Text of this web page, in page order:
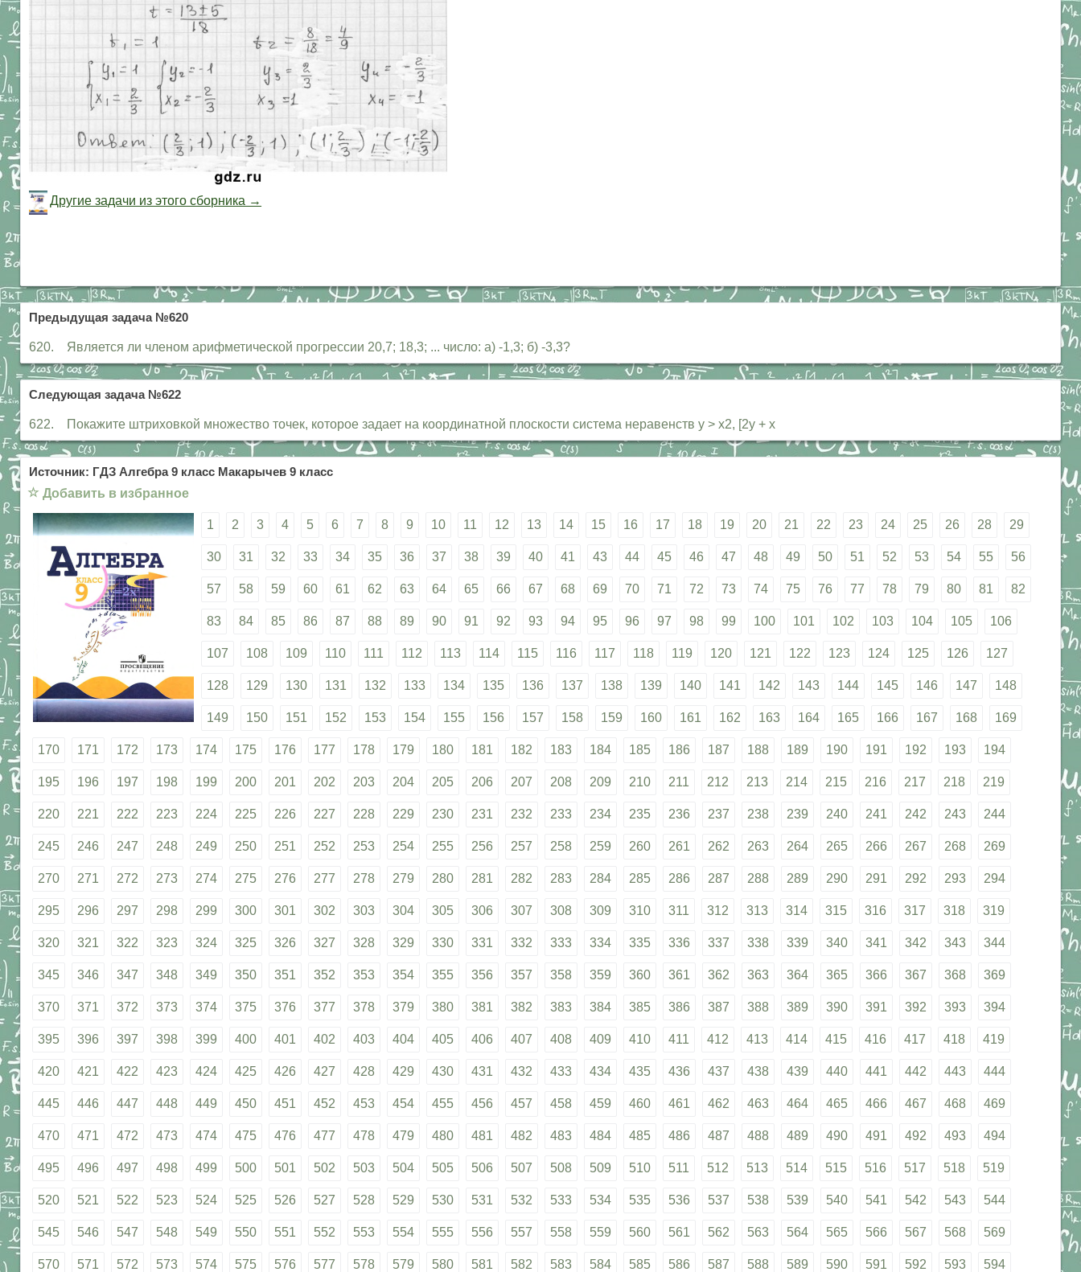
Другие задачи из этого сборника →
Предыдущая задача №620
620. Является ли членом арифметической прогрессии 20,7; 18,3; ... число: а) -1,3; б) -3,3?
Следующая задача №622
622. Покажите штриховкой множество точек, которое задает на координатной плоскости система неравенств у > х2, [2у + х
Источник: ГДЗ Алгебра 9 класс Макарычев 9 класс
☆ Добавить в избранное
1 2 3 4 5 6 7 8 9 10 11 12 13 14 15 16 17 18 19 20 21 22 23 24 25 26 28 29
30 31 32 33 34 35 36 37 38 39 40 41 43 44 45 46 47 48 49 50 51 52 53 54 55 56
57 58 59 60 61 62 63 64 65 66 67 68 69 70 71 72 73 74 75 76 77 78 79 80 81 82
83 84 85 86 87 88 89 90 91 92 93 94 95 96 97 98 99 100 101 102 103 104 105 106
107 108 109 110 111 112 113 114 115 116 117 118 119 120 121 122 123 124 125 126 127
128 129 130 131 132 133 134 135 136 137 138 139 140 141 142 143 144 145 146 147 148
149 150 151 152 153 154 155 156 157 158 159 160 161 162 163 164 165 166 167 168 169
170 171 172 173 174 175 176 177 178 179 180 181 182 183 184 185 186 187 188 189 190 191 192 193 194
195 196 197 198 199 200 201 202 203 204 205 206 207 208 209 210 211 212 213 214 215 216 217 218 219
220 221 222 223 224 225 226 227 228 229 230 231 232 233 234 235 236 237 238 239 240 241 242 243 244
245 246 247 248 249 250 251 252 253 254 255 256 257 258 259 260 261 262 263 264 265 266 267 268 269
270 271 272 273 274 275 276 277 278 279 280 281 282 283 284 285 286 287 288 289 290 291 292 293 294
295 296 297 298 299 300 301 302 303 304 305 306 307 308 309 310 311 312 313 314 315 316 317 318 319
320 321 322 323 324 325 326 327 328 329 330 331 332 333 334 335 336 337 338 339 340 341 342 343 344
345 346 347 348 349 350 351 352 353 354 355 356 357 358 359 360 361 362 363 364 365 366 367 368 369
370 371 372 373 374 375 376 377 378 379 380 381 382 383 384 385 386 387 388 389 390 391 392 393 394
395 396 397 398 399 400 401 402 403 404 405 406 407 408 409 410 411 412 413 414 415 416 417 418 419
420 421 422 423 424 425 426 427 428 429 430 431 432 433 434 435 436 437 438 439 440 441 442 443 444
445 446 447 448 449 450 451 452 453 454 455 456 457 458 459 460 461 462 463 464 465 466 467 468 469
470 471 472 473 474 475 476 477 478 479 480 481 482 483 484 485 486 487 488 489 490 491 492 493 494
495 496 497 498 499 500 501 502 503 504 505 506 507 508 509 510 511 512 513 514 515 516 517 518 519
520 521 522 523 524 525 526 527 528 529 530 531 532 533 534 535 536 537 538 539 540 541 542 543 544
545 546 547 548 549 550 551 552 553 554 555 556 557 558 559 560 561 562 563 564 565 566 567 568 569
570 571 572 573 574 575 576 577 578 579 580 581 582 583 584 585 586 587 588 589 590 591 592 593 594